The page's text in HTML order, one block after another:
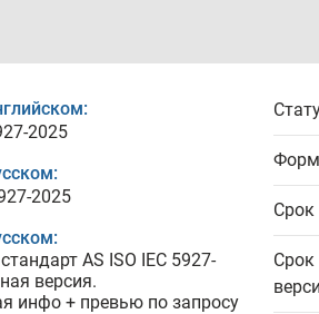
2025
2025
AS ISO IEC 5927-
версия.
инфо + превью по запросу
Срок
Срок